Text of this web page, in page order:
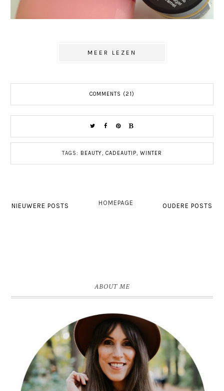
MEER LEZEN
COMMENTS (21)
TAGS: BEAUTY, CADEAUTIP, WINTER
NIEUWERE POSTS OUDERE POSTS
HOMEPAGE
ABOUT ME